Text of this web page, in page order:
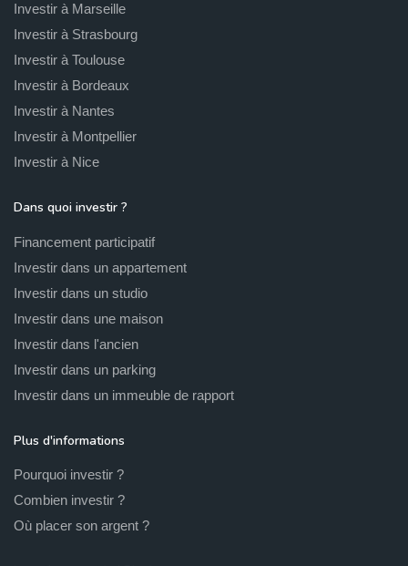
Investir à Marseille
Investir à Strasbourg
Investir à Toulouse
Investir à Bordeaux
Investir à Nantes
Investir à Montpellier
Investir à Nice
Dans quoi investir ?
Financement participatif
Investir dans un appartement
Investir dans un studio
Investir dans une maison
Investir dans l'ancien
Investir dans un parking
Investir dans un immeuble de rapport
Plus d'informations
Pourquoi investir ?
Combien investir ?
Où placer son argent ?